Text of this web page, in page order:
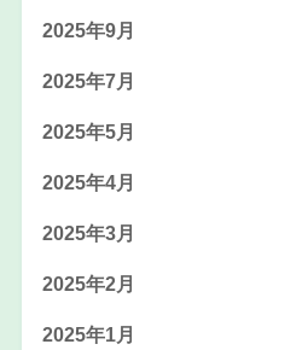
2025年9月
2025年7月
2025年5月
2025年4月
2025年3月
2025年2月
2025年1月